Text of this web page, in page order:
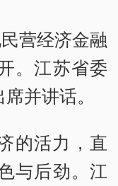
营经济金融
。江苏省委
并讲话。
的活力，直
与后劲。江